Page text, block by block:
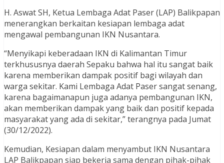
H. Aswat SH, Ketua Lembaga Adat Paser (LAP) Balikpapan
menerangkan berkaitan kesiapan lembaga adat
mengawal pembangunan IKN Nusantara.
“Menyikapi keberadaan IKN di Kalimantan Timur
terkhususnya daerah Sepaku bahwa hal itu sangat baik
karena memberikan dampak positif bagi wilayah dan
warga sekitar. Kami Lembaga Adat Paser sangat senang,
karena bagaimanapun juga adanya pembangunan IKN,
akan memberikan dampak yang baik dan positif kepada
masyarakat yang ada di sekitar,” terangnya pada Jumat
(30/12/2022).
Kemudian, Kesiapan dalam menyambut IKN Nusantara
LAP Balikpapan siap bekerja sama dengan pihak-pihak